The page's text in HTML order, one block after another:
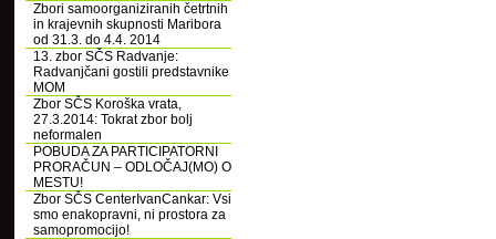
Zbori samoorganiziranih četrtnih
in krajevnih skupnosti Maribora
od 31.3. do 4.4. 2014
13. zbor SČS Radvanje:
Radvanjčani gostili predstavnike
MOM
Zbor SČS Koroška vrata,
27.3.2014: Tokrat zbor bolj
neformalen
POBUDA ZA PARTICIPATORNI
PRORAČUN – ODLOČAJ(MO) O
MESTU!
Zbor SČS CenterIvanCankar: Vsi
smo enakopravni, ni prostora za
samopromocijo!